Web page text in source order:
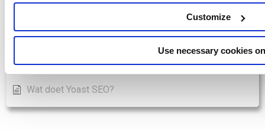
Customize
Use necessary cookies
Senuto - Beste SEO Tool Directoy
Seo Audit - Beste SEO Tool Directoy
Wordpress
Wat doet Yoast SEO?